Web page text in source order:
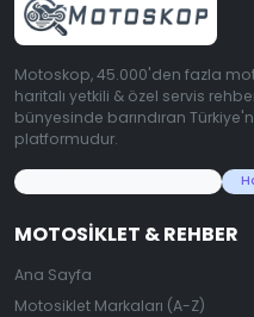
Motoskop, 45.000'den fazla
haritalı yetkili & özel servis
bünyesinde barındıran
platformudur.
MOTOSIKLET & REHBER
Ana Sayfa
Motosiklet Markaları (A-Z)